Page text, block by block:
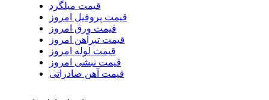
قیمت میلگرد
قیمت پروفیل امروز
قیمت ورق امروز
قیمت تیرآهن امروز
قیمت لوله امروز
قیمت نبشی امروز
قیمت آهن صادراتی